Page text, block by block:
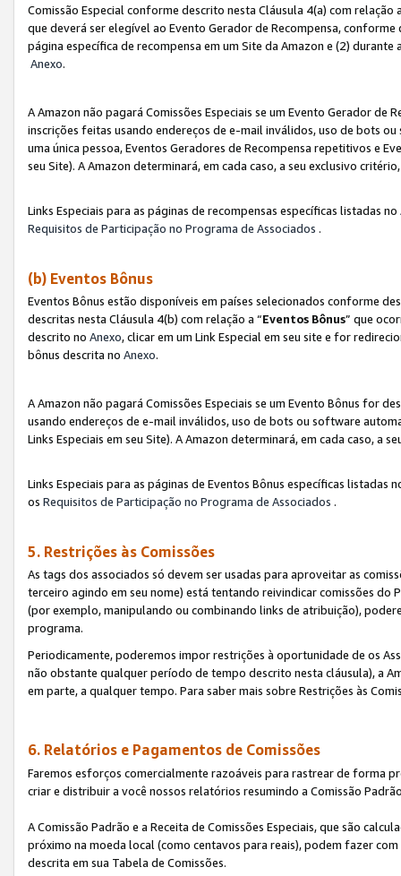
Comissão Especial conforme descrito nesta Cláusula 4(a) com relação
que deverá ser elegível ao Evento Gerador de Recompensa,
página específica de recompensa em um Site da Amazon e (2)
Anexo.
A Amazon não pagará Comissões Especiais se um Evento Gerador
inscrições feitas usando endereços de e-mail inválidos, uso de bots
uma única pessoa, Eventos Geradores de Recompensa repetitivos e
seu Site). A Amazon determinará, em cada caso, a seu exclusivo
Links Especiais para as páginas de recompensas específicas listadas no
Requisitos de Participação no Programa de Associados .
(b) Eventos Bônus
Eventos Bônus estão disponíveis em países selecionados conforme
descritas nesta Cláusula 4(b) com relação a “Eventos Bônus” que
descrito no Anexo, clicar em um Link Especial em seu site e for
bônus descrita no Anexo.
A Amazon não pagará Comissões Especiais se um Evento Bônus for
usando endereços de e-mail inválidos, uso de bots ou software
Links Especiais em seu Site). A Amazon determinará, em cada caso, a
Links Especiais para as páginas de Eventos Bônus específicas listadas
os Requisitos de Participação no Programa de Associados .
5. Restrições às Comissões
As tags dos associados só devem ser usadas para aproveitar as
terceiro agindo em seu nome) está tentando reivindicar comissões
(por exemplo, manipulando ou combinando links de atribuição),
programa.
Periodicamente, poderemos impor restrições à oportunidade de os
não obstante qualquer período de tempo descrito nesta cláusula), a
em parte, a qualquer tempo. Para saber mais sobre Restrições às
6. Relatórios e Pagamentos de Comissões
Faremos esforços comercialmente razoáveis para rastrear de forma
criar e distribuir a você nossos relatórios resumindo a Comissão
A Comissão Padrão e a Receita de Comissões Especiais, que são
próximo na moeda local (como centavos para reais), podem fazer
descrita em sua Tabela de Comissões.